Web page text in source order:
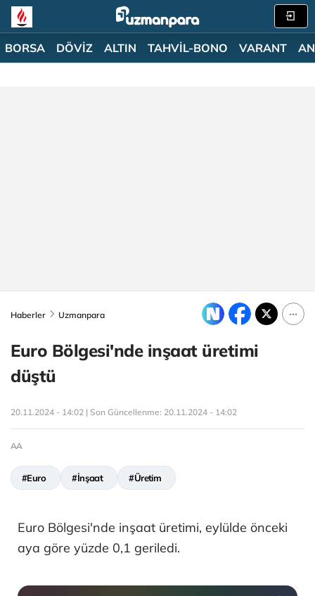
BORSA DÖVİZ ALTIN TAHVİL-BONO VARANT
Haberler Uzmanpara
Euro Bölgesi'nde inşaat üretimi
düştü
20.11.2024 - 14:02 | Son Güncellenme: 20.11.2024 - 14:02
AA
#Euro #İnşaat #Üretim
Euro Bölgesi'nde inşaat üretimi, eylülde önceki
aya göre yüzde 0,1 geriledi.